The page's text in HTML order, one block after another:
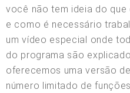
você não tem ideia do
e como é necessário
um vídeo especial onde
do programa são
oferecemos uma versão
número limitado de